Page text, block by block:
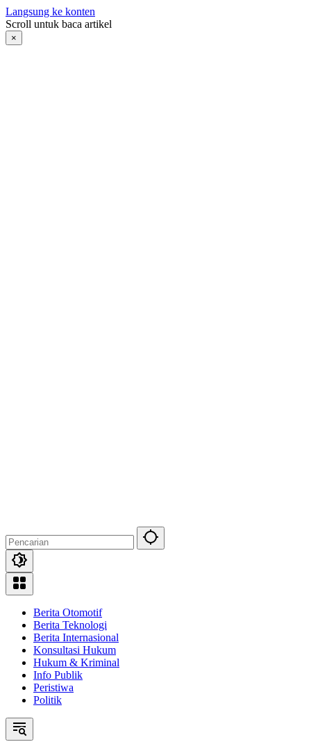
Langsung ke konten
Scroll untuk baca artikel
×
Berita Otomotif
Berita Teknologi
Berita Internasional
Konsultasi Hukum
Hukum & Kriminal
Info Publik
Peristiwa
Politik